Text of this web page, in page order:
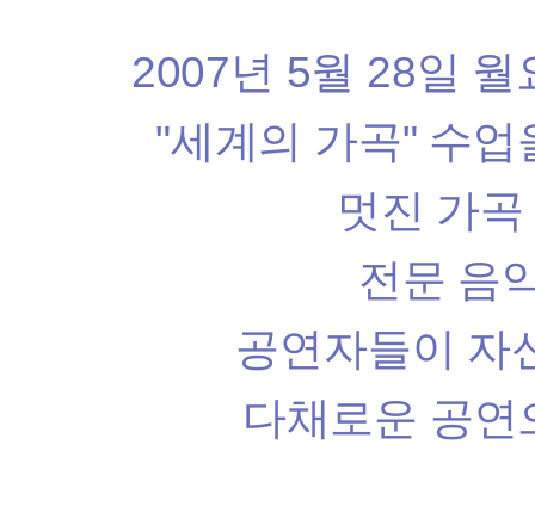
2007년 5월 28일 월
"세계의 가곡" 수
멋진 가
전문 음
공연자들이 자
다채로운 공